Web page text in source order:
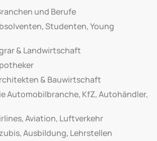
und Berufe
Studenten, Young
& Landwirtschaft
& Bauwirtschaft
Automobilbranche, KfZ, Autohändler,
Aviation, Luftverkehr
Ausbildung, Lehrstellen